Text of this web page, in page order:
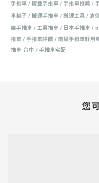
手推車 / 摺疊手推車 / 手推車推薦 /
車輪子 / 搬運手推車 / 搬運工具 / 倉
業手推車 / 工業推車 / 日本手推車 /
推車 / 手推車評價 / 南星手推車好用
推車 台中 / 手推車宅配
您